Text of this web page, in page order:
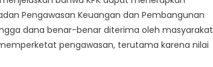
Pengawasan Keuangan dan Pembangunan
dana benar-benar diterima oleh masyarakat
pengawasan, terutama karena nilai